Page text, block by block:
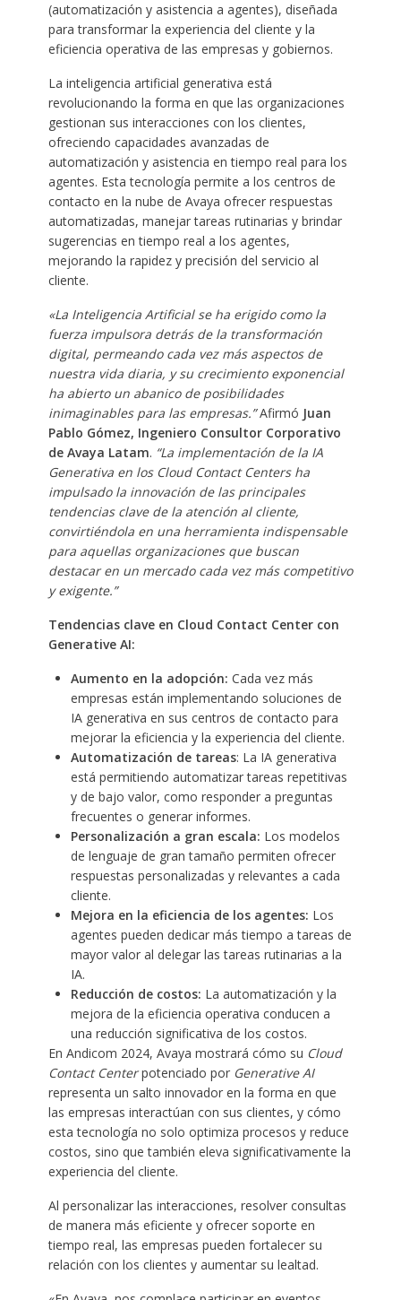
(automatización y asistencia a agentes), diseñada
para transformar la experiencia del cliente y la
eficiencia operativa de las empresas y gobiernos.
La inteligencia artificial generativa está
revolucionando la forma en que las organizaciones
gestionan sus interacciones con los clientes,
ofreciendo capacidades avanzadas de
automatización y asistencia en tiempo real para los
agentes. Esta tecnología permite a los centros de
contacto en la nube de Avaya ofrecer respuestas
automatizadas, manejar tareas rutinarias y brindar
sugerencias en tiempo real a los agentes,
mejorando la rapidez y precisión del servicio al
cliente.
«La Inteligencia Artificial se ha erigido como la
fuerza impulsora detrás de la transformación
digital, permeando cada vez más aspectos de
nuestra vida diaria, y su crecimiento exponencial
ha abierto un abanico de posibilidades
inimaginables para las empresas.”Afirmó Juan
Pablo Gómez, Ingeniero Consultor Corporativo
de Avaya Latam. “La implementación de la IA
Generativa en los Cloud Contact Centers ha
impulsado la innovación de las principales
tendencias clave de la atención al cliente,
convirtiéndola en una herramienta indispensable
para aquellas organizaciones que buscan
destacar en un mercado cada vez más competitivo
y exigente.”
Tendencias clave en Cloud Contact Center con
Generative AI:
Aumento en la adopción: Cada vez más
empresas están implementando soluciones de
IA generativa en sus centros de contacto para
mejorar la eficiencia y la experiencia del cliente.
Automatización de tareas: La IA generativa
está permitiendo automatizar tareas repetitivas
y de bajo valor, como responder a preguntas
frecuentes o generar informes.
Personalización a gran escala: Los modelos
de lenguaje de gran tamaño permiten ofrecer
respuestas personalizadas y relevantes a cada
cliente.
Mejora en la eficiencia de los agentes: Los
agentes pueden dedicar más tiempo a tareas de
mayor valor al delegar las tareas rutinarias a la
IA.
Reducción de costos: La automatización y la
mejora de la eficiencia operativa conducen a
una reducción significativa de los costos.
En Andicom 2024, Avaya mostrará cómo su Cloud
Contact Centerpotenciado por Generative AI
representa un salto innovador en la forma en que
las empresas interactúan con sus clientes, y cómo
esta tecnología no solo optimiza procesos y reduce
costos, sino que también eleva significativamente la
experiencia del cliente.
Al personalizar las interacciones, resolver consultas
de manera más eficiente y ofrecer soporte en
tiempo real, las empresas pueden fortalecer su
relación con los clientes y aumentar su lealtad.